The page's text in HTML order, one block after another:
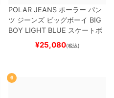
POLAR JEANS ポーラー パン
ツ ジーンズ ビッグボーイ BIG
BOY LIGHT BLUE スケートボ
ード スケボー
¥25,080(税込)
6